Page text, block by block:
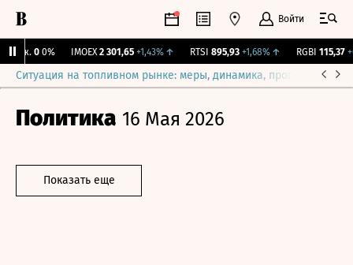
Войти
0 0% IMOEX 2 301,65 +1,43%↑ RTSI 895,93 +1,68% ↑ RGBI 115,37
Ситуация на топливном рынке: меры, динамика, прогнозы
Политика 16 Мая 2026
Показать еще